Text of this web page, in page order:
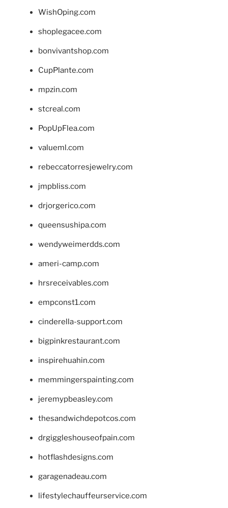
WishOping.com
shoplegacee.com
bonvivantshop.com
CupPlante.com
mpzin.com
stcreal.com
PopUpFlea.com
valueml.com
rebeccatorresjewelry.com
jmpbliss.com
drjorgerico.com
queensushipa.com
wendyweimerdds.com
ameri-camp.com
hrsreceivables.com
empconst1.com
cinderella-support.com
bigpinkrestaurant.com
inspirehuahin.com
memmingerspainting.com
jeremypbeasley.com
thesandwichdepotcos.com
drgiggleshouseofpain.com
hotflashdesigns.com
garagenadeau.com
lifestylechauffeurservice.com